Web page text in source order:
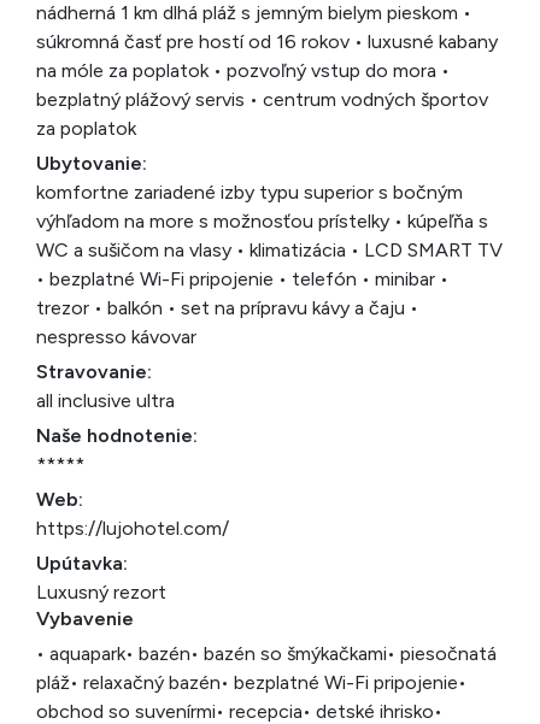
nádherná 1 km dlhá pláž s jemným bielym pieskom •
súkromná časť pre hostí od 16 rokov • luxusné kabany
na móle za poplatok • pozvoľný vstup do mora •
bezplatný plážový servis • centrum vodných športov
za poplatok
Ubytovanie:
komfortne zariadené izby typu superior s bočným
výhľadom na more s možnosťou prístelky • kúpeľňa s
WC a sušičom na vlasy • klimatizácia • LCD SMART TV
• bezplatné Wi-Fi pripojenie • telefón • minibar •
trezor • balkón • set na prípravu kávy a čaju •
nespresso kávovar
Stravovanie:
all inclusive ultra
Naše hodnotenie:
*****
Web:
https://lujohotel.com/
Upútavka:
Luxusný rezort
Vybavenie
• aquapark• bazén• bazén so šmýkačkami• piesočnatá
pláž• relaxačný bazén• bezplatné Wi-Fi pripojenie•
obchod so suvenírmi• recepcia• detské ihrisko•